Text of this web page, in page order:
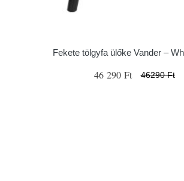
Fekete tölgyfa ülőke Vander –
46 290 Ft 46290 Ft